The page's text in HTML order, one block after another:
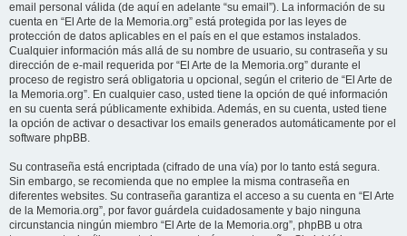
email personal válida (de aquí en adelante “su email”). La información de su
cuenta en “El Arte de la Memoria.org” está protegida por las leyes de
protección de datos aplicables en el país en el que estamos instalados.
Cualquier información más allá de su nombre de usuario, su contraseña y su
dirección de e-mail requerida por “El Arte de la Memoria.org” durante el
proceso de registro será obligatoria u opcional, según el criterio de “El Arte de
la Memoria.org”. En cualquier caso, usted tiene la opción de qué información
en su cuenta será públicamente exhibida. Además, en su cuenta, usted tiene
la opción de activar o desactivar los emails generados automáticamente por el
software phpBB.
Su contraseña está encriptada (cifrado de una vía) por lo tanto está segura.
Sin embargo, se recomienda que no emplee la misma contraseña en
diferentes websites. Su contraseña garantiza el acceso a su cuenta en “El Arte
de la Memoria.org”, por favor guárdela cuidadosamente y bajo ninguna
circunstancia ningún miembro “El Arte de la Memoria.org”, phpBB u otra